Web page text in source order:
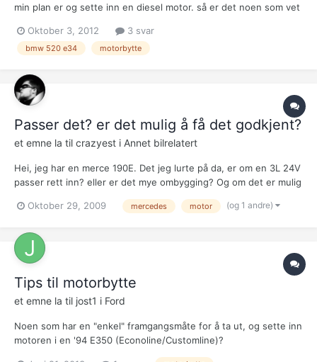
min plan er og sette inn en diesel motor. så er det noen som vet
eller større. hva passer? må noe gjøres om på bilen? el-nett,
kjøling, motorfester? passer gearkassen fra...
Oktober 3, 2012 3 svar
bmw 520 e34 motorbytte
Passer det? er det mulig å få det godkjent?
et emne la til crazyest i Annet bilrelatert
Hei, jeg har en merce 190E. Det jeg lurte på da, er om en 3L 24V
passer rett inn? eller er det mye ombygging? Og om det er mulig
ha gitt meg svar på det :) mvh. crazyest!
Oktober 29, 2009 mercedes motor (og 1 andre)
Tips til motorbytte
et emne la til jost1 i Ford
Noen som har en "enkel" framgangsmåte for å ta ut, og sette inn
motoren i en '94 E350 (Econoline/Customline)?